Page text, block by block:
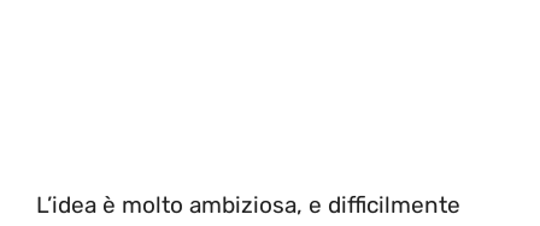
L’idea è molto ambiziosa, e difficilmente